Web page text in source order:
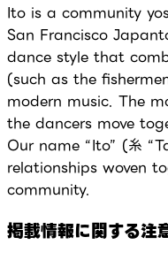
Ito is a community
San Francisco
dance style that
(such as the
modern music. The
the dancers move
Our name “Ito” (糸
relationships woven
community.
掲載情報に関する注